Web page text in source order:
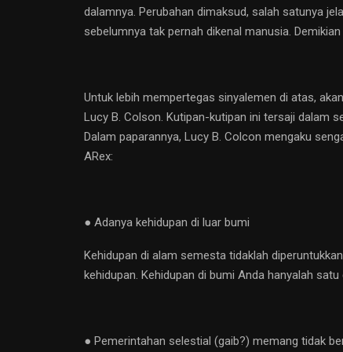
dalamnya. Perubahan dimaksud, salah satunya
sebelumnya tak pernah dikenal manusia.
Untuk lebih mempertegas sinyalemen di atas,
Lucy B. Colson. Kutipan-kutipan ini tersaji dalam
Dalam paparannya, Lucy B. Colcon mengaku
ARex:
● Adanya kehidupan di luar bumi
Kehidupan di alam semesta tidaklah
kehidupan. Kehidupan di bumi Anda hanyalah satu
● Pemerintahan selestial (gaib?) memang tidak